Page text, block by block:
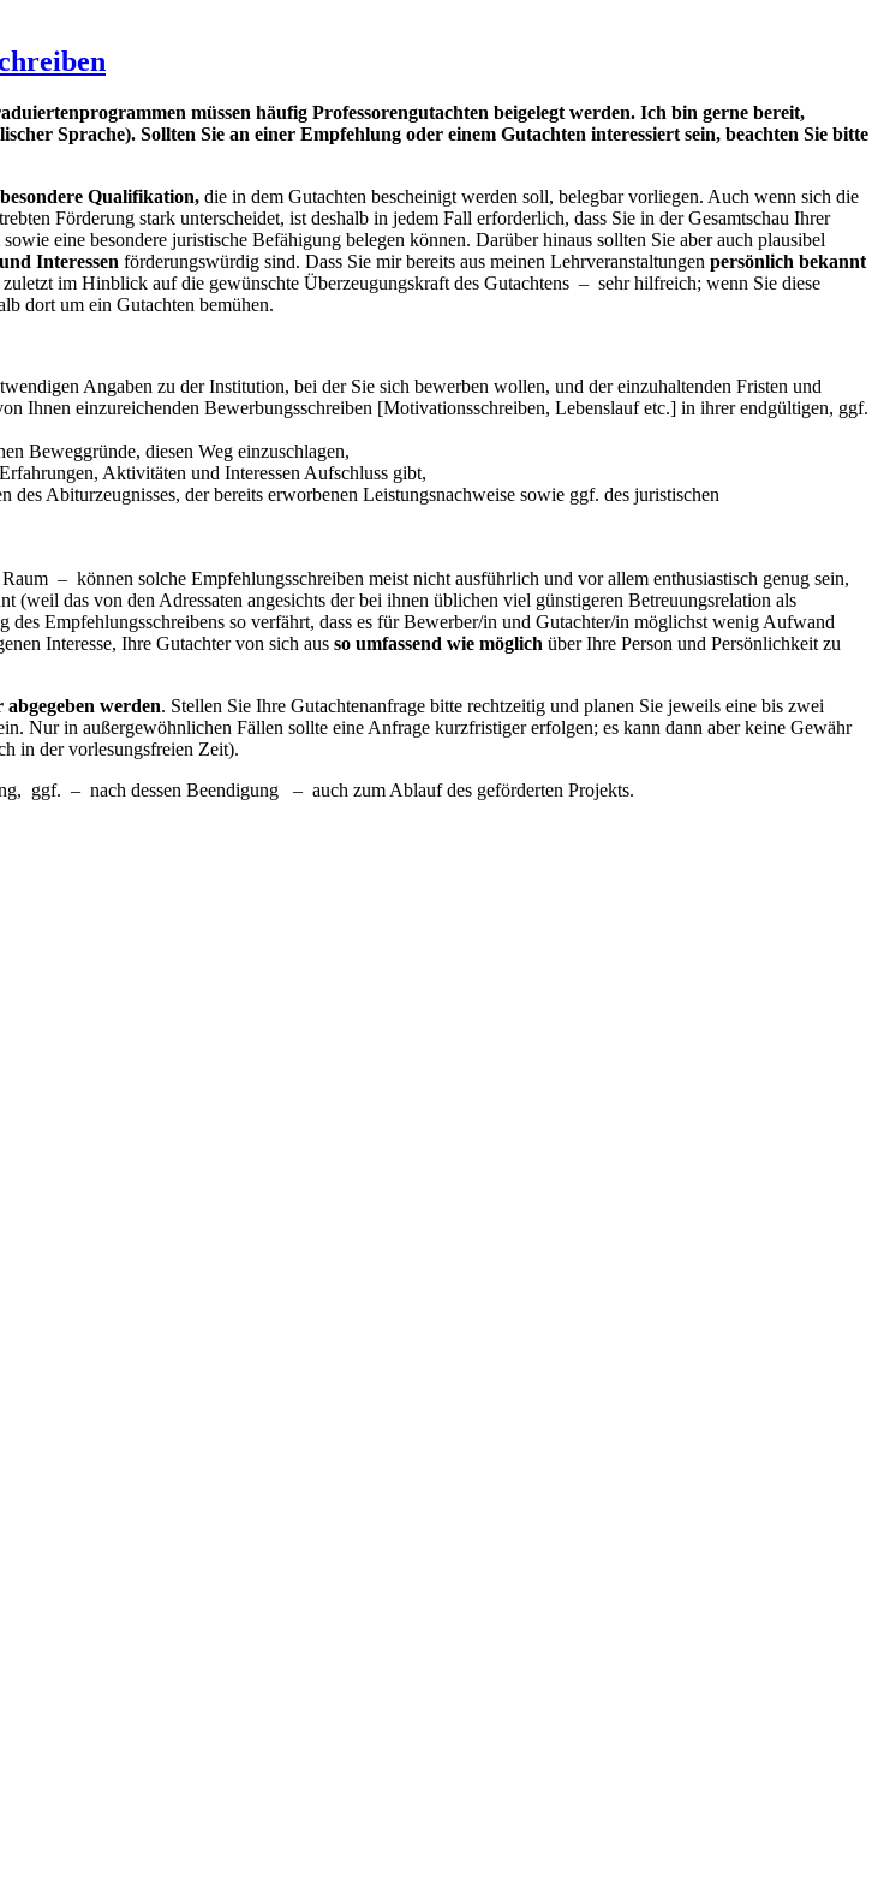
müssen häufig Professorengutachten beigelegt werden. Ich bin gerne bereit,
Sprache). Sollten Sie an einer Empfehlung oder einem Gutachten interessiert sein, beachten Sie bitte
besondere Qualifikation, die in dem Gutachten bescheinigt werden soll, belegbar vorliegen. Auch wenn sich die
Förderung stark unterscheidet, ist deshalb in jedem Fall erforderlich, dass Sie in der Gesamtschau Ihrer
eine besondere juristische Befähigung belegen können. Darüber hinaus sollten Sie aber auch plausibel
Interessen förderungswürdig sind. Dass Sie mir bereits aus meinen Lehrveranstaltungen persönlich bekannt
im Hinblick auf die gewünschte Überzeugungskraft des Gutachtens – sehr hilfreich; wenn Sie diese
dort um ein Gutachten bemühen.
Angaben zu der Institution, bei der Sie sich bewerben wollen, und der einzuhaltenden Fristen und
Ihnen einzureichenden Bewerbungsschreiben [Motivationsschreiben, Lebenslauf etc.] in ihrer endgültigen, ggf.
Beweggründe, diesen Weg einzuschlagen,
Aktivitäten und Interessen Aufschluss gibt,
Abiturzeugnisses, der bereits erworbenen Leistungsnachweise sowie ggf. des juristischen
– können solche Empfehlungsschreiben meist nicht ausführlich und vor allem enthusiastisch genug sein,
(weil das von den Adressaten angesichts der bei ihnen üblichen viel günstigeren Betreuungsrelation als
Empfehlungsschreibens so verfährt, dass es für Bewerber/in und Gutachter/in möglichst wenig Aufwand
Interesse, Ihre Gutachter von sich aus so umfassend wie möglich über Ihre Person und Persönlichkeit zu
werden. Stellen Sie Ihre Gutachtenanfrage bitte rechtzeitig und planen Sie jeweils eine bis zwei
Nur in außergewöhnlichen Fällen sollte eine Anfrage kurzfristiger erfolgen; es kann dann aber keine Gewähr
in der vorlesungsfreien Zeit).
ggf. – nach dessen Beendigung – auch zum Ablauf des geförderten Projekts.